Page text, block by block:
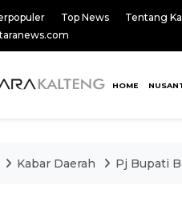
Top News Tentang
HOME
Kabar Daerah Pj Bupati